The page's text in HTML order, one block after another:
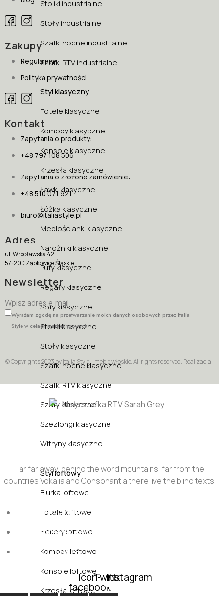
Stoliki industrialne
Stoły industrialne
Szafki nocne industrialne
Szafki RTV industrialne
Styl klasyczny
Fotele klasyczne
Komody klasyczne
Konsole klasyczne
Krzesła klasyczne
Ławki klasyczne
Łóżka klasyczne
Meblościanki klasyczne
Narożniki klasyczne
Pufy klasyczne
Regały klasyczne
Sofy klasyczne
Stoliki klasyczne
Stoły klasyczne
Szafki nocne klasyczne
Szafki RTV klasyczne
Szafy klasyczne
Szezlongi klasyczne
Witryny klasyczne
Styl loftowy
Biurka loftowe
Fotele loftowe
Hokery loftowe
Komody loftowe
Konsole loftowe
Krzesła loftowe
Zakupy
Regulamin
Polityka prywatności
Kontakt
Zapytania o produkty:
+48 797 108 506
Zapytania o złożone zamówienie:
+48 510 071 921
biuro@italiastyle.pl
Adres
ul. Wrocławska 42
57-200 Ząbkowice Śląskie
Newsletter
Wyrażam zgodę na przetwarzanie moich danych osobowych przez Italia
Style w celach marketingowych.
© Copyrights 2023 by Italia Style – meble włoskie. All rights reserved. Realizacja
Far far away, behind the word mountains, far from the
countries Vokalia and Consonantia there live the blind texts.
Sun - Sat : 9:00 AM - 17:00 PM
funiture@domain.com
(+62)81 32 539 780
Icon-
facebook
Twitter
Instagram